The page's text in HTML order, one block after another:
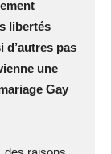
libertés
d’autres pas
une
Gay